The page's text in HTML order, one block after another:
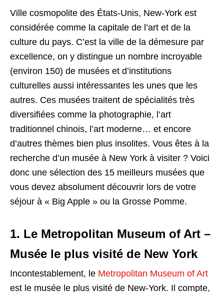
Ville cosmopolite des États-Unis, New-York est
considérée comme la capitale de l’art et de la
culture du pays. C’est la ville de la démesure par
excellence, on y distingue un nombre incroyable
(environ 150) de musées et d’institutions
culturelles aussi intéressantes les unes que les
autres. Ces musées traitent de spécialités très
diversifiées comme la photographie, l’art
traditionnel chinois, l’art moderne… et encore
d’autres thèmes bien plus insolites. Vous êtes à la
recherche d’un musée à New York à visiter ? Voici
donc une sélection des 15 meilleurs musées que
vous devez absolument découvrir lors de votre
séjour à « Big Apple » ou la Grosse Pomme.
1. Le Metropolitan Museum of Art –
Musée le plus visité de New York
Incontestablement, le Metropolitan Museum of Art
est le musée le plus visité de New-York. Il compte,